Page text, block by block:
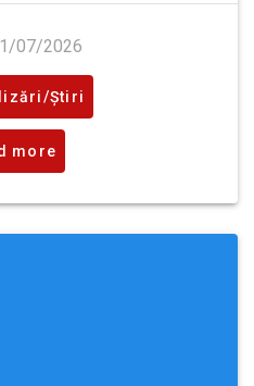
07/2026
Știri
more